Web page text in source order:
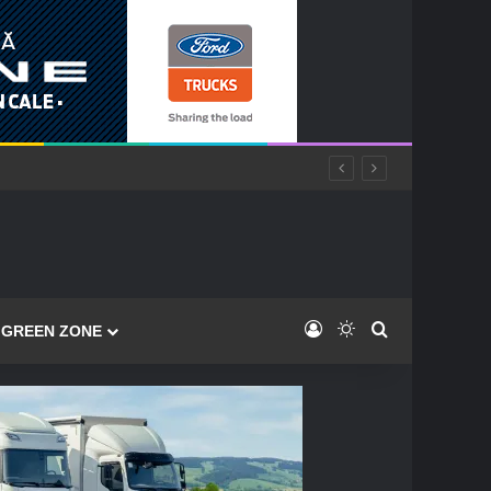
GREEN ZONE Log InSwitch skin